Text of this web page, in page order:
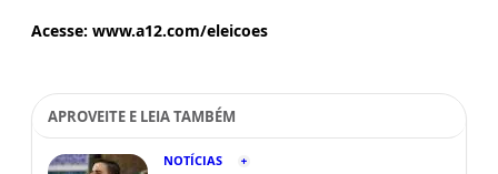
Acesse: www.a12.com/eleicoes
APROVEITE E LEIA TAMBÉM
NOTÍCIAS